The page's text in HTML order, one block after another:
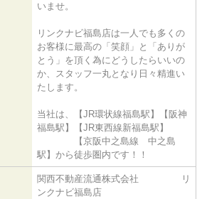
いませ。
リンクナビ福島店は一人でも多くの
お客様に最高の「笑顔」と「ありが
とう」を頂く為にどうしたらいいの
か、スタッフ一丸となり日々精進い
たします。
当社は、【JR環状線福島駅】【阪神
福島駅】【JR東西線新福島駅】
【京阪中之島線 中之島
駅】から徒歩圏内です！！
関西不動産流通株式会社 リ
ンクナビ福島店